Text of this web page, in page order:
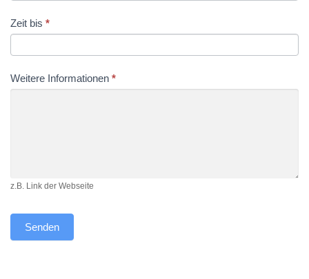
Zeit bis *
Weitere Informationen *
z.B. Link der Webseite
Senden